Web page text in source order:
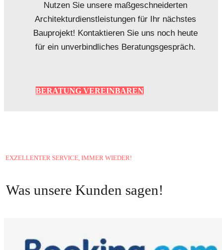
Nutzen Sie unsere maßgeschneiderten
Architekturdienstleistungen für Ihr nächstes
Bauprojekt! Kontaktieren Sie uns noch heute
für ein unverbindliches Beratungsgespräch.
BERATUNG VEREINBAREN
EXZELLENTER SERVICE, IMMER WIEDER!
Was unsere Kunden sagen!